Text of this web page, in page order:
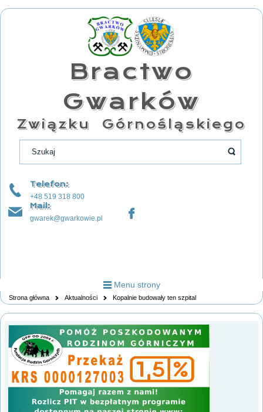
Bractwo
Gwarków
Związku Górnośląskiego
Telefon:
+48 519 318 800
Mail:
gwarek@gwarkowie.pl
Menu strony
Strona główna Aktualności Kopalnie budowały ten szpital